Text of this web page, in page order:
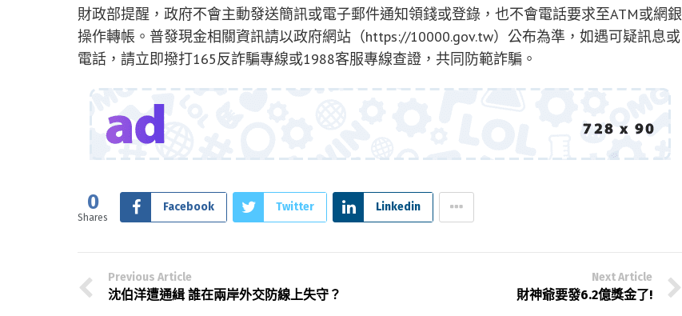
財政部提醒，政府不會主動發送簡訊或電子郵件通知領錢或登錄，也不會電話要求至ATM或網銀
操作轉帳。普發現金相關資訊請以政府網站（https://10000.gov.tw）公布為準，如遇可疑訊息或
電話，請立即撥打165反詐騙專線或1988客服專線查證，共同防範詐騙。
0
Shares
Facebook Twitter Linkedin
Previous Article
沈伯洋遭通緝 誰在兩岸外交防線上失守？
Next Article
財神爺要發6.2億獎金了!